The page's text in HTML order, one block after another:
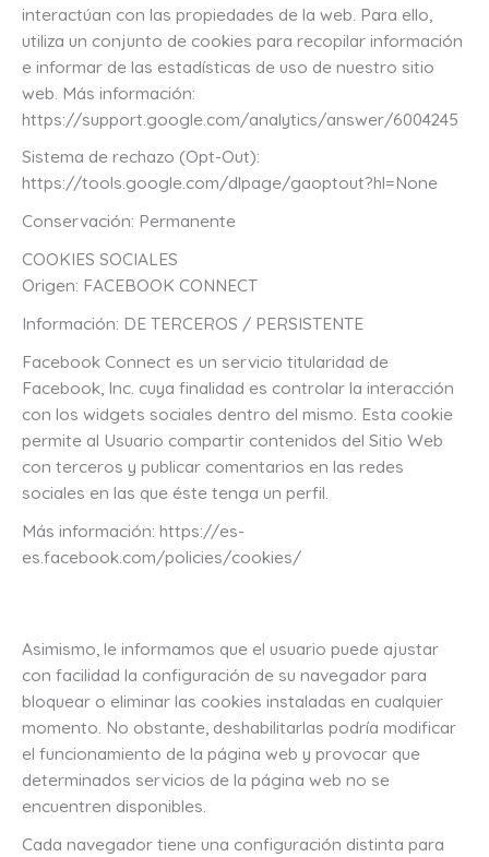
interactúan con las propiedades de la web. Para ello,
utiliza un conjunto de cookies para recopilar información
e informar de las estadísticas de uso de nuestro sitio
web. Más información:
https://support.google.com/analytics/answer/6004245
Sistema de rechazo (Opt-Out):
https://tools.google.com/dlpage/gaoptout?hl=None
Conservación: Permanente
COOKIES SOCIALES
Origen: FACEBOOK CONNECT
Información: DE TERCEROS / PERSISTENTE
Facebook Connect es un servicio titularidad de
Facebook, Inc. cuya finalidad es controlar la interacción
con los widgets sociales dentro del mismo. Esta cookie
permite al Usuario compartir contenidos del Sitio Web
con terceros y publicar comentarios en las redes
sociales en las que éste tenga un perfil.
Más información: https://es-
es.facebook.com/policies/cookies/
Asimismo, le informamos que el usuario puede ajustar
con facilidad la configuración de su navegador para
bloquear o eliminar las cookies instaladas en cualquier
momento. No obstante, deshabilitarlas podría modificar
el funcionamiento de la página web y provocar que
determinados servicios de la página web no se
encuentren disponibles.
Cada navegador tiene una configuración distinta para